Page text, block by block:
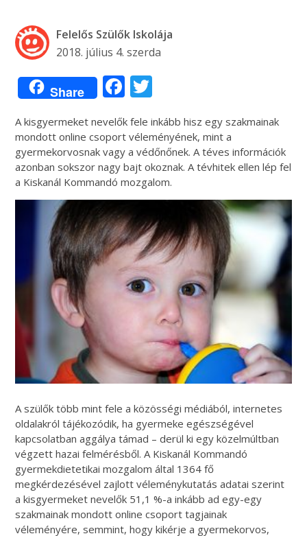
Felelős Szülők Iskolája
2018. július 4. szerda
Share Facebook
A kisgyermeket nevelők fele inkább hisz egy szakmainak
mondott online csoport véleményének, mint a
gyermekorvosnak vagy a védőnőnek. A téves információk
azonban sokszor nagy bajt okoznak. A tévhitek ellen lép fel
a Kiskanál Kommandó mozgalom.
A szülők több mint fele a közösségi médiából, internetes
oldalakról tájékozódik, ha gyermeke egészségével
kapcsolatban aggálya támad – derül ki egy közelmúltban
végzett hazai felmérésből. A Kiskanál Kommandó
gyermekdietetikai mozgalom által 1364 fő
megkérdezésével zajlott véleménykutatás adatai szerint
a kisgyermeket nevelők 51,1 %-a inkább ad egy-egy
szakmainak mondott online csoport tagjainak
véleményére, semmint, hogy kikérje a gyermekorvos,